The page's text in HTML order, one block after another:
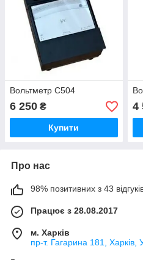
Вольтметр С504
6 250 ₴
Купити
4
Про нас
98% позитивних з 43
Працює з 28.08.2017
м. Харків
пр-т. Гагарина 181, Харків,